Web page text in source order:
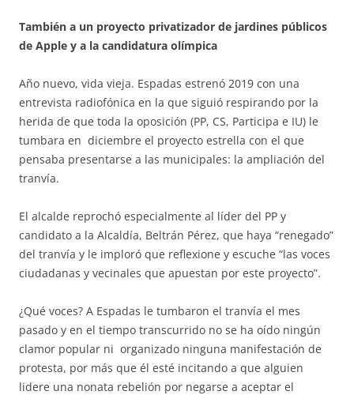
También a un proyecto privatizador de jardines públicos
de Apple y a la candidatura olímpica
Año nuevo, vida vieja. Espadas estrenó 2019 con una
entrevista radiofónica en la que siguió respirando por la
herida de que toda la oposición (PP, CS, Participa e IU) le
tumbara en diciembre el proyecto estrella con el que
pensaba presentarse a las municipales: la ampliación del
tranvía.
El alcalde reprochó especialmente al líder del PP y
candidato a la Alcaldía, Beltrán Pérez, que haya “renegado”
del tranvía y le imploró que reflexione y escuche “las voces
ciudadanas y vecinales que apuestan por este proyecto”.
¿Qué voces? A Espadas le tumbaron el tranvía el mes
pasado y en el tiempo transcurrido no se ha oído ningún
clamor popular ni organizado ninguna manifestación de
protesta, por más que él esté incitando a que alguien
lidere una nonata rebelión por negarse a aceptar el